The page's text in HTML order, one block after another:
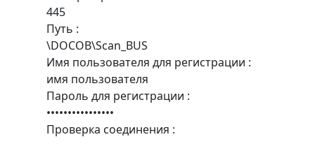
445
Путь :
\DOCOB\Scan_BUS
Имя пользователя для регистрации :
имя пользователя
Пароль для регистрации :
••••••••••••••••
Проверка соединения :